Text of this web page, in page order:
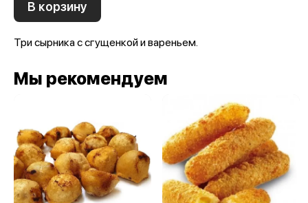
В корзину
Три сырника с сгущенкой и вареньем.
Мы рекомендуем